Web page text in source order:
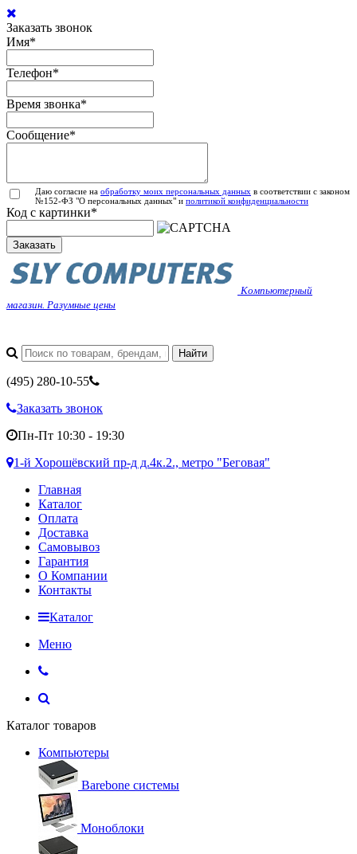
Заказать звонок
Имя*
Телефон*
Время звонка*
Сообщение*
Даю согласие на обработку моих персональных данных в соответствии с законом
№152-ФЗ "О персональных данных" и политикой конфиденциальности
Код с картинки*
Заказать
Компьютерный
магазин. Разумные цены
(495) 280-10-55
Заказать звонок
Пн-Пт 10:30 - 19:30
1-й Хорошёвский пр-д д.4к.2., метро "Беговая"
Главная
Каталог
Оплата
Доставка
Самовывоз
Гарантия
О Компании
Контакты
Каталог
Меню
Каталог товаров
Компьютеры
Barebone системы
Моноблоки